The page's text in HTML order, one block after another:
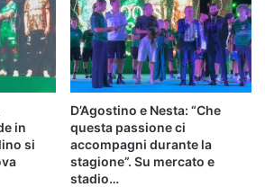
in
si
D’Agostino e Nesta: “Che
questa passione ci
accompagni durante la
stagione”. Su mercato e
stadio…